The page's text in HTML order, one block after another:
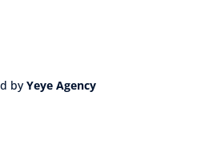
byYeye Agency